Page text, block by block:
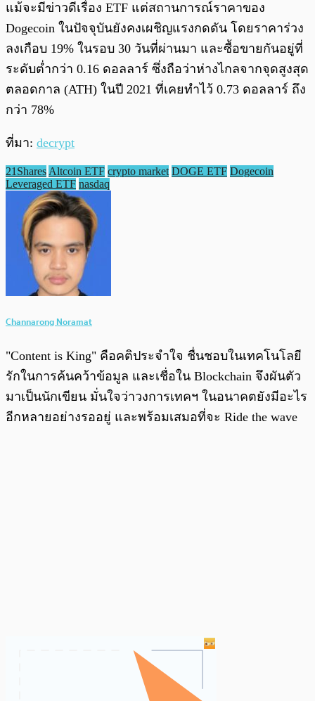
แม้จะมีข่าวดีเรื่อง ETF แต่สถานการณ์ราคาของ
Dogecoin ในปัจจุบันยังคงเผชิญแรงกดดัน โดยราคาร่วง
ลงเกือบ 19% ในรอบ 30 วันที่ผ่านมา และซื้อขายกันอยู่ที่
ระดับต่ำกว่า 0.16 ดอลลาร์ ซึ่งถือว่าห่างไกลจากจุดสูงสุด
ตลอดกาล (ATH) ในปี 2021 ที่เคยทำไว้ 0.73 ดอลลาร์ ถึง
กว่า 78%
ที่มา: decrypt
21Shares Altcoin ETF crypto market DOGE ETF Dogecoin
Leveraged ETF nasdaq
Channarong Noramat
"Content is King" คือคติประจำใจ ชื่นชอบในเทคโนโลยี
รักในการค้นคว้าข้อมูล และเชื่อใน Blockchain จึงผันตัว
มาเป็นนักเขียน มั่นใจว่าวงการเทคฯ ในอนาคตยังมีอะไร
อีกหลายอย่างรออยู่ และพร้อมเสมอที่จะ Ride the wave